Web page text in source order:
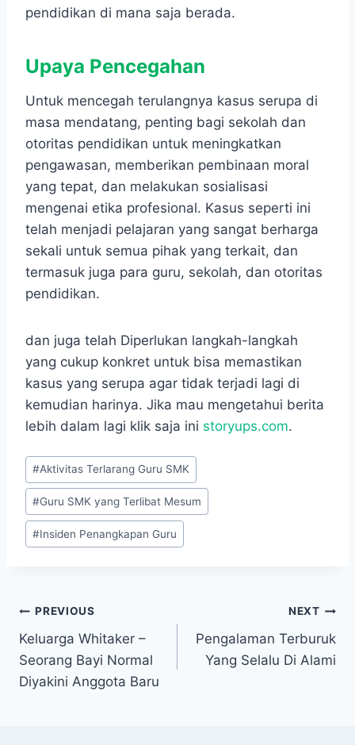
pendidikan di mana saja berada.
Upaya Pencegahan
Untuk mencegah terulangnya kasus serupa di
masa mendatang, penting bagi sekolah dan
otoritas pendidikan untuk meningkatkan
pengawasan, memberikan pembinaan moral
yang tepat, dan melakukan sosialisasi
mengenai etika profesional. Kasus seperti ini
telah menjadi pelajaran yang sangat berharga
sekali untuk semua pihak yang terkait, dan
termasuk juga para guru, sekolah, dan otoritas
pendidikan.
dan juga telah Diperlukan langkah-langkah
yang cukup konkret untuk bisa memastikan
kasus yang serupa agar tidak terjadi lagi di
kemudian harinya. Jika mau mengetahui berita
lebih dalam lagi klik saja ini storyups.com.
Post
Tags:
#Aktivitas Terlarang Guru SMK
#Guru SMK yang Terlibat Mesum
#Insiden Penangkapan Guru
Navigasi
pos
PREVIOUS
Keluarga Whitaker –
Seorang Bayi Normal
Diyakini Anggota Baru
NEXT
Pengalaman Terburuk
Yang Selalu Di Alami